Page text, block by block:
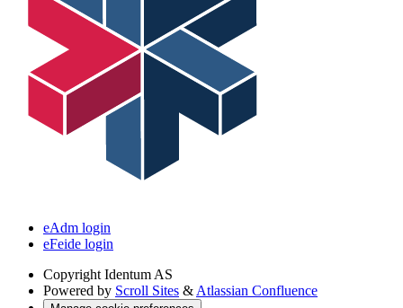
eAdm login
eFeide login
Copyright Identum AS
Powered by Scroll Sites &Atlassian Confluence